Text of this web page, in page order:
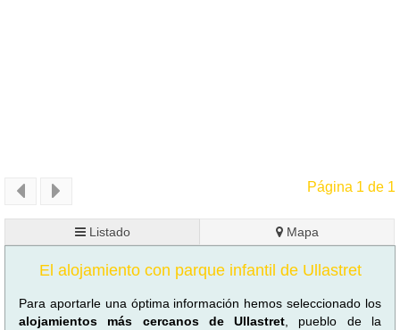
Página 1 de 1
Listado Mapa
El alojamiento con parque infantil de Ullastret
Para aportarle una óptima información hemos seleccionado los
alojamientos más cercanos de Ullastret , pueblo de la